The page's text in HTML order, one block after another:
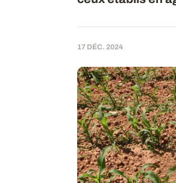
17 DÉC. 2024